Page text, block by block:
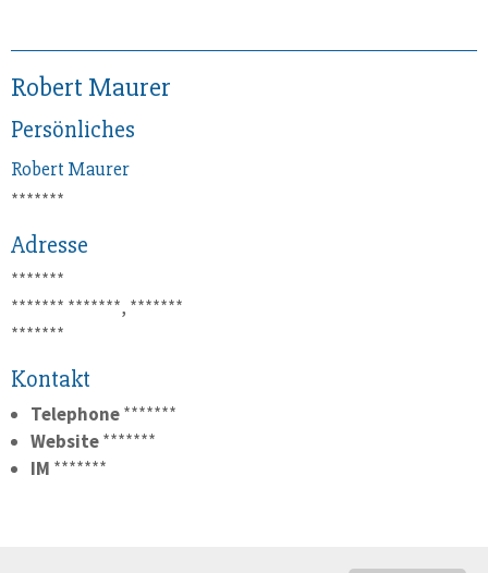
Robert Maurer
Persönliches
Robert Maurer
*******
Adresse
*******
******* *******, *******
*******
Kontakt
Telephone*******
Website*******
IM *******